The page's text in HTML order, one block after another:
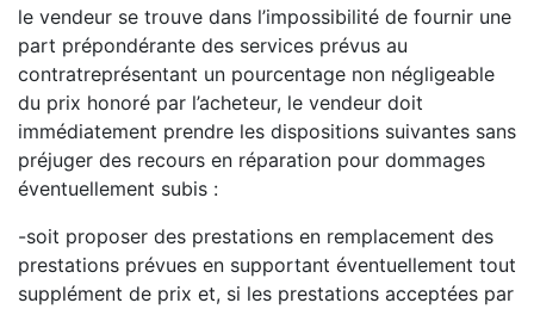
le vendeur se trouve dans l’impossibilité de fournir une
part prépondérante des services prévus au
contratreprésentant un pourcentage non négligeable
du prix honoré par l’acheteur, le vendeur doit
immédiatement prendre les dispositions suivantes sans
préjuger des recours en réparation pour dommages
éventuellement subis :
-soit proposer des prestations en remplacement des
prestations prévues en supportant éventuellement tout
supplément de prix et, si les prestations acceptées par